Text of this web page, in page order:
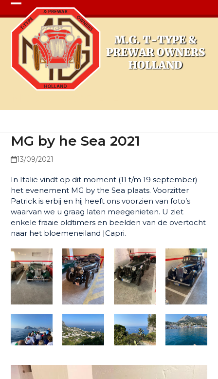
Open
mobile
menu
Close
mobile
menu
MG by he Sea 2021
13/09/2021
In Italië vindt op dit moment (11 t/m 19 september)
het evenement MG by the Sea plaats. Voorzitter
Patrick is erbij en hij heeft ons voorzien van foto’s
waarvan we u graag laten meegenieten. U ziet
enkele fraaie oldtimers en beelden van de overtocht
naar het bloemeneiland |Capri.